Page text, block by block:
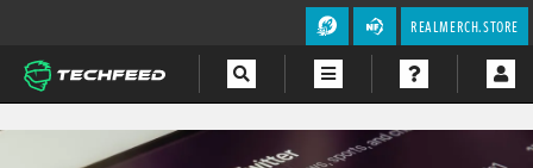
REALMERCH.STORE